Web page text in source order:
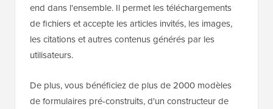
end dans l'ensemble. Il permet les téléchargements
de fichiers et accepte les articles invités, les images,
les citations et autres contenus générés par les
utilisateurs.
De plus, vous bénéficiez de plus de 2000 modèles
de formulaires pré-construits, d'un constructeur de